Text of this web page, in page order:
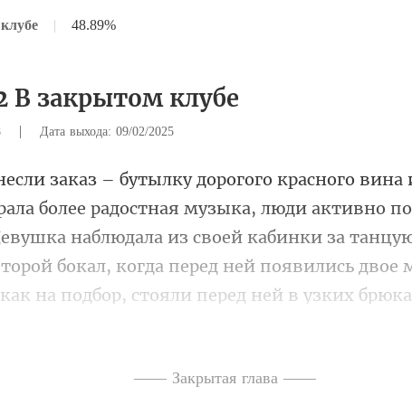
| 48.89%
В закрытом клубе
| Дата выхода: 09/02/2025
наблюдала из своей кабинки за
бокал, когда перед ней появи
—— Закрытая глава ——